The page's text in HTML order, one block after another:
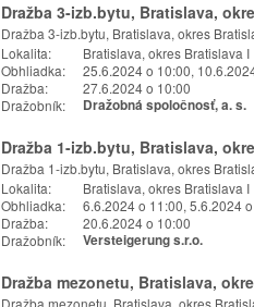
Dražba 3-izb.bytu, Bratislava,
Dražba 3-izb.bytu, Bratislava, okres
Lokalita:
Bratislava, okres Bratislava I
Obhliadka:
25.6.2024 o 10:00,
Dražba:
27.6.2024 o 10:00
Dražobník:
Dražobná spoločnosť, a. s.
Dražba 1-izb.bytu, Bratislava,
Dražba 1-izb.bytu, Bratislava, okres
Lokalita:
Bratislava, okres Bratislava I
Obhliadka:
6.6.2024 o 11:00, 5.6.2024
Dražba:
20.6.2024 o 10:00
Dražobník:
Versteigerung s.r.o.
Dražba mezonetu, Bratislava,
Dražba mezonetu, Bratislava, okres